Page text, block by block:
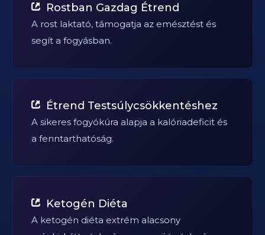
Rostban Gazdag Étrend
A rost laktató, támogatja az emésztést és
segít a fogyásban.
Étrend Testsúlycsökkentéshez
A sikeres fogyókúra alapja a kalóriadeficit és
a fenntarthatóság.
Ketogén Diéta
A ketogén diéta extrém alacsony